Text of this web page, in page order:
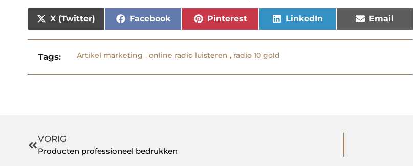
X (Twitter) Facebook Pinterest LinkedIn Email
Tags: Artikel marketing ,online radio luisteren , radio 10 gold
VORIG
Producten professioneel bedrukken